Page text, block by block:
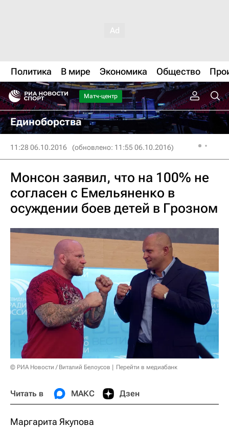
Политика В мире Экономика Общество
Матч-центр
Единоборства
11:28 06.10.2016 (обновлено: 11:55 06.10.2016)
Монсон заявил, что на 100% не
согласен с Емельяненко в
осуждении боев детей в Грозном
© РИА Новости / Виталий Белоусов Перейти в медиабанк
Читать в МАКС Дзен
Маргарита Якупова